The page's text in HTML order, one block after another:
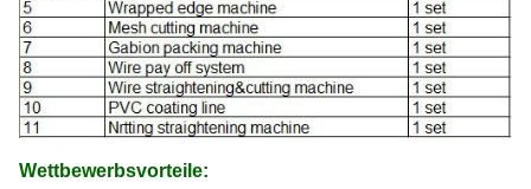
Wettbewerbsvorteile: